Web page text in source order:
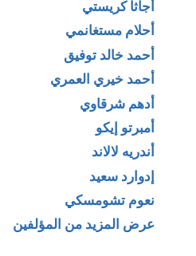
أجاثا كريستي
أحلام مستغانمي
أحمد خالد توفيق
أحمد خيري العمري
أدهم شرقاوي
أمبرتو إيكو
أندريه لالاند
إدوارد سعيد
نعوم تشومسكي
عرض المزيد من المؤلفين